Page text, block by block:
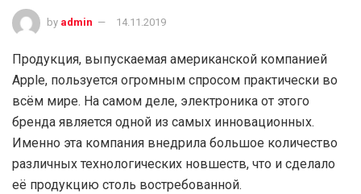
by admin 14.11.2019
Продукция, выпускаемая американской компанией
Apple, пользуется огромным спросом практически во
всём мире. На самом деле, электроника от этого
бренда является одной из самых инновационных.
Именно эта компания внедрила большое количество
различных технологических новшеств, что и сделало
её продукцию столь востребованной.